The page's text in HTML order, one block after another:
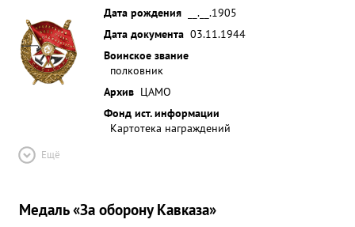
Дата рождения
__.__.1905
Дата документа 03.11.1944
Воинское звание
полковник
Архив ЦАМО
Фонд ист. информации
Картотека награждений
Ещё
Медаль «За оборону Кавказа»